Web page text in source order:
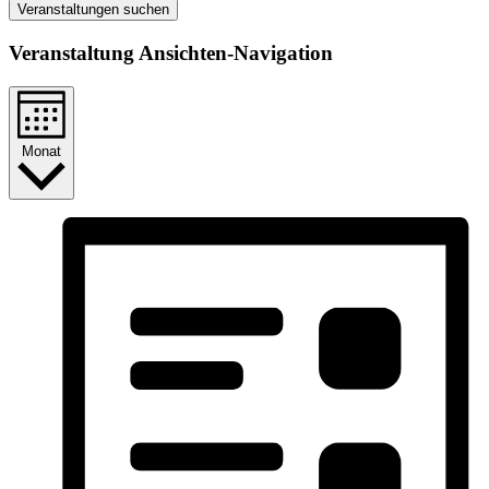
Veranstaltungen suchen
Veranstaltung Ansichten-Navigation
Monat